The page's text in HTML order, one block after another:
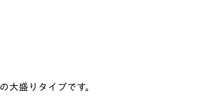
大盛りタイプです。